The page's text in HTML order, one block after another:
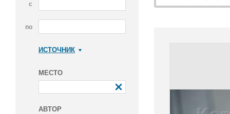
с
по
ИСТОЧНИК
МЕСТО
АВТОР